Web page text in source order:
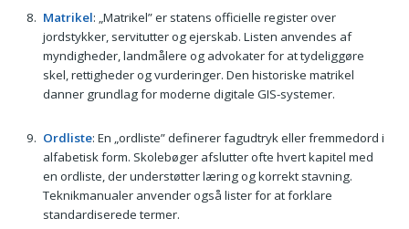
Matrikel: „Matrikel” er statens officielle register over
jordstykker, servitutter og ejerskab. Listen anvendes af
myndigheder, landmålere og advokater for at tydeliggøre
skel, rettigheder og vurderinger. Den historiske matrikel
danner grundlag for moderne digitale GIS-systemer.
Ordliste: En „ordliste” definerer fagudtryk eller fremmedord i
alfabetisk form. Skolebøger afslutter ofte hvert kapitel med
en ordliste, der understøtter læring og korrekt stavning.
Teknikmanualer anvender også lister for at forklare
standardiserede termer.